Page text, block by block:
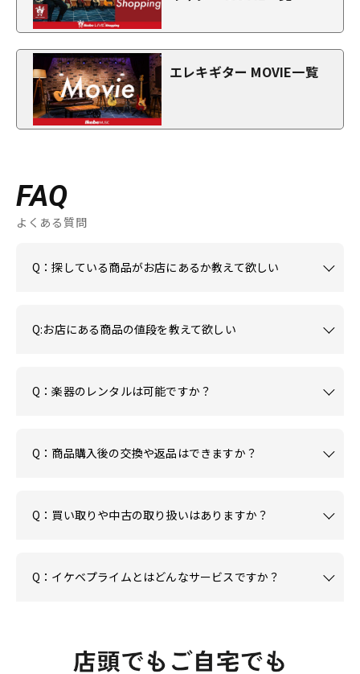
エレキギター MOVIE一覧
FAQ
よくある質問
Q：探している商品がお店にあるか教えて欲しい
Q:お店にある商品の値段を教えて欲しい
Q：楽器のレンタルは可能ですか？
Q：商品購入後の交換や返品はできますか？
Q：買い取りや中古の取り扱いはありますか？
Q：イケベプライムとはどんなサービスですか？